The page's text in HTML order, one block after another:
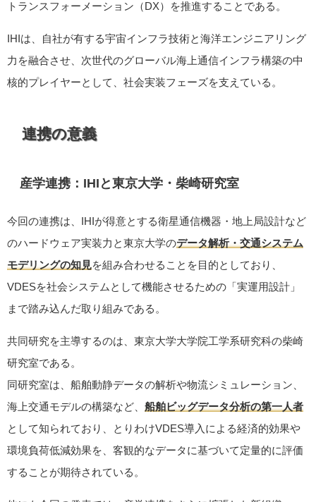
トランスフォーメーション（DX）を推進することである。
IHIは、自社が有する宇宙インフラ技術と海洋エンジニアリング
力を融合させ、次世代のグローバル海上通信インフラ構築の中
核的プレイヤーとして、社会実装フェーズを支えている。
連携の意義
産学連携：IHIと東京大学・柴崎研究室
今回の連携は、IHIが得意とする衛星通信機器・地上局設計など
のハードウェア実装力と東京大学のデータ解析・交通システム
モデリングの知見 を組み合わせることを目的としており、
VDESを社会システムとして機能させるための「実運用設計」
まで踏み込んだ取り組みである。
共同研究を主導するのは、東京大学大学院工学系研究科の柴崎
研究室である。
同研究室は、船舶動静データの解析や物流シミュレーション、
海上交通モデルの構築など、 船舶ビッグデータ分析の第一人者
として知られており、とりわけVDES導入による経済的効果や
環境負荷低減効果を、客観的なデータに基づいて定量的に評価
することが期待されている。